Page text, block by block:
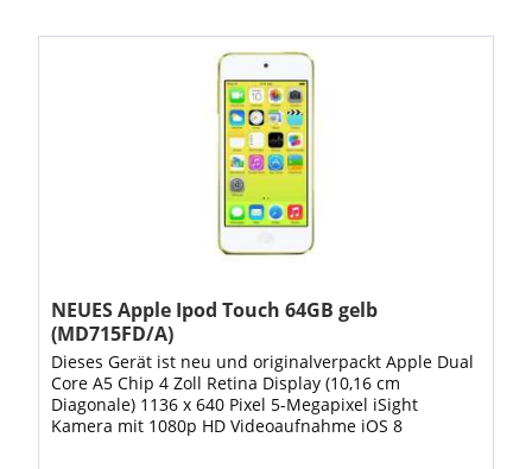
NEUES Apple Ipod Touch 64GB gelb
(MD715FD/A)
Dieses Gerät ist neu und originalverpackt Apple Dual
Core A5 Chip 4 Zoll Retina Display (10,16 cm
Diagonale) 1136 x 640 Pixel 5-Megapixel iSight
Kamera mit 1080p HD Videoaufnahme iOS 8